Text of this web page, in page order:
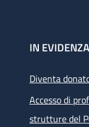
IN EVIDENZA
Diventa
Accesso di
strutture del